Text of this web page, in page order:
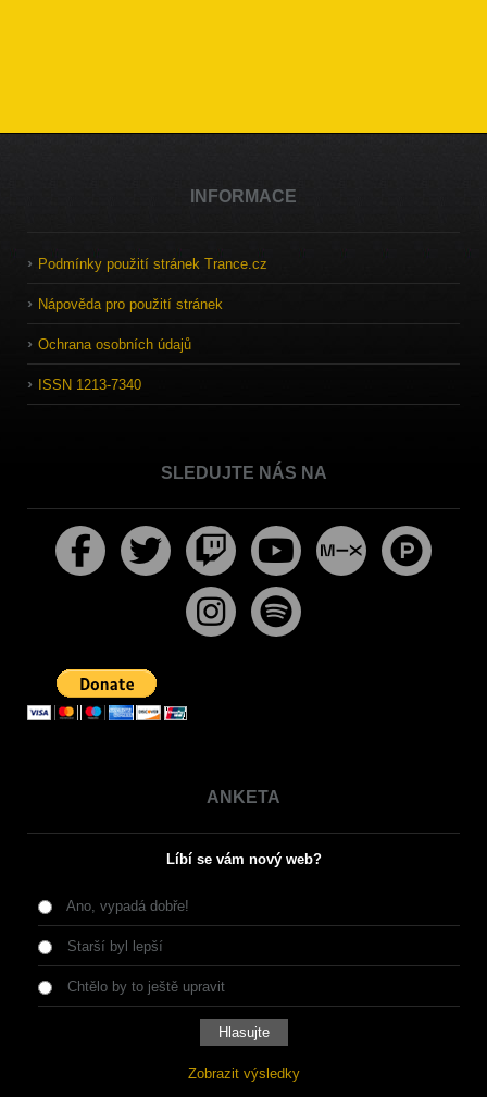
INFORMACE
Podmínky použití stránek Trance.cz
Nápověda pro použití stránek
Ochrana osobních údajů
ISSN 1213-7340
SLEDUJTE NÁS NA
ANKETA
Líbí se vám nový web?
Ano, vypadá dobře!
Starší byl lepší
Chtělo by to ještě upravit
Zobrazit výsledky